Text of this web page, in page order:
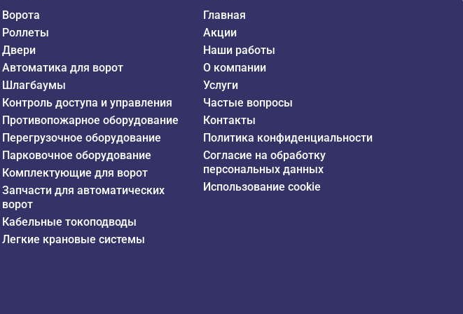
Ворота
Роллеты
Двери
Автоматика для ворот
Шлагбаумы
Контроль доступа и управления
Противопожарное оборудование
Перегрузочное оборудование
Парковочное оборудование
Комплектующие для ворот
Запчасти для автоматических
ворот
Кабельные токоподводы
Легкие крановые системы
Главная
Акции
Наши работы
О компании
Услуги
Частые вопросы
Контакты
Политика конфиденциальности
Согласие на обработку
персональных данных
Использование cookie